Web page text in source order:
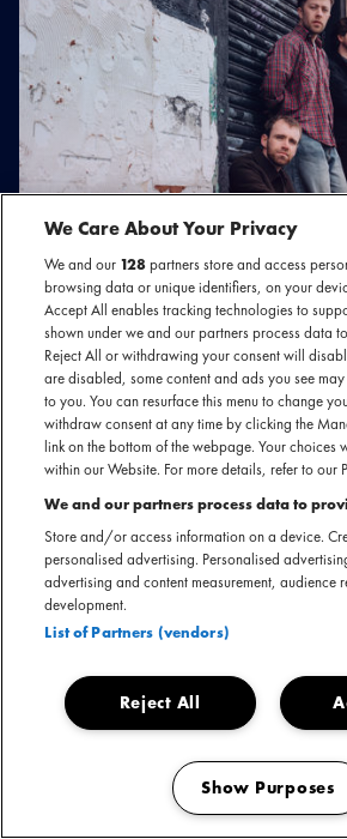
KINGFISHR
03 december 2026
Gashouder — Amsterdam
KINGFISHR
De Oosterpoort — Groningen
We Care About Your Privacy
We and our 128partners store and access
browsing data or unique identifiers, on your
Accept All enables tracking technologies to
shown under we and our partners process data
Reject All or withdrawing your consent will
are disabled, some content and ads you see
to you. You can resurface this menu to change
withdraw consent at any time by clicking the
link on the bottom of the webpage. Your choices
within our Website. For more details, refer to our
We and our partners process data to
Store and/or access information on a device.
personalised advertising. Personalised
advertising and content measurement, audience
development.
List of Partners (vendors)
Reject All
Show Purposes